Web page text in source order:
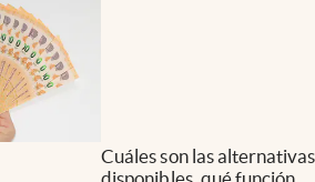
Cuáles son las alternativas